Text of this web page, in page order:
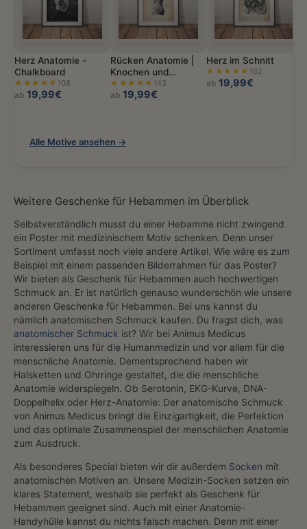
Herz Anatomie -
Chalkboard
★★★★★ 108
ab 19,99€
Rücken Anatomie |
Knochen und
Muskeln
★★★★★ 143
ab 19,99€
Herz im Schnitt
★★★★★ 162
ab 19,99€
Alle Motive ansehen →
Weitere Geschenke für Hebammen im Überblick
Selbstverständlich musst du einer Hebamme nicht zwingend
ein Poster mit medizinischem Motiv schenken. Denn unser
Sortiment umfasst noch viele andere Artikel. Wie wäre es zum
Beispiel mit einem passenden Bilderrahmen für das Poster?
Wir bieten als Geschenk für Hebammen auch hochwertigen
Schmuck an. Er ist natürlich genauso wunderschön wie unsere
anderen Geschenke für Hebammen. Bei uns kannst du
nämlich anatomischen Schmuck kaufen. Du fragst dich, was
anatomischer Schmuck ist? Wir bei Animus Medicus
interessieren uns für die Humanmedizin und vor allem für die
menschliche Anatomie. Dementsprechend haben wir
Halsketten und Ohrringe gestaltet, die die menschliche
Anatomie widerspiegeln. Ob Serotonin, EKG-Kurve, DNA-
Doppelhelix oder Herz-Anatomie: Der anatomische Schmuck
von Animus Medicus bringt die Einzigartigkeit, die Perfektion
und das optimale Zusammenspiel der menschlichen Anatomie
zum Ausdruck.
Als besonderes Special bieten wir dir außerdem Socken mit
anatomischen Motiven an. Unsere Medizin-Socken setzen ein
klares Statement, weshalb sie perfekt als Geschenk für
Hebammen geeignet sind. Auch mit einer Anatomie-
Handyhülle kannst du nichts falsch machen. Denn mit einer